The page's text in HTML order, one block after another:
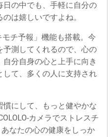
の中でも、手軽に自分の
は嬉しいですよね。
モチ予報」機能も搭載。今
予測してくれるので、心の
分自身の心と上手に向き
て、多くの人に支持され
にして、もっと健やかな
カメラでストレスチ
なたの心の健康をしっか